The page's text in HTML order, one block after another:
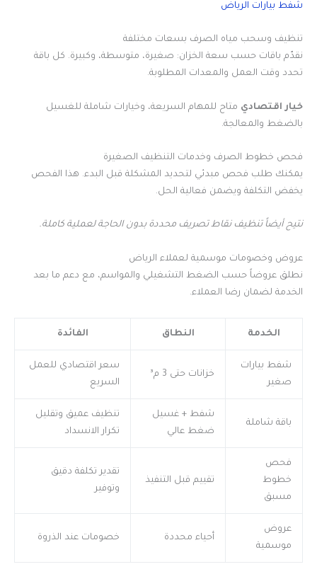
شفط بيارات الرياض
تنظيف وسحب مياه الصرف بسعات مختلفة
نقدّم باقات حسب سعة الخزان: صغيرة، متوسطة، وكبيرة. كل باقة
تحدد وقت العمل والمعدات المطلوبة.
خيار اقتصادي متاح للمهام السريعة، وخيارات شاملة للغسيل
بالضغط والمعالجة.
فحص خطوط الصرف وخدمات التنظيف الصغيرة
يمكنك طلب فحص مبدئي لتحديد المشكلة قبل البدء. هذا الفحص
يخفض التكلفة ويضمن فعالية الحل.
نتيح أيضاً تنظيف نقاط تصريف محددة بدون الحاجة لعملية كاملة.
عروض وخصومات موسمية لعملاء الرياض
نطلق عروضاً حسب الضغط التشغيلي والمواسم، مع دعم ما بعد
الخدمة لضمان رضا العملاء.
الخدمة النطاق الفائدة
شفط بيارات
صغير
خزانات حتى 3 م³
سعر اقتصادي للعمل
السريع
باقة شاملة
شفط + غسيل
ضغط عالي
تنظيف عميق وتقليل
تكرار الانسداد
فحص
خطوط
مسبق
تقييم قبل التنفيذ
تقدير تكلفة دقيق
وتوفير
عروض
موسمية
أحياء محددة خصومات عند الذروة